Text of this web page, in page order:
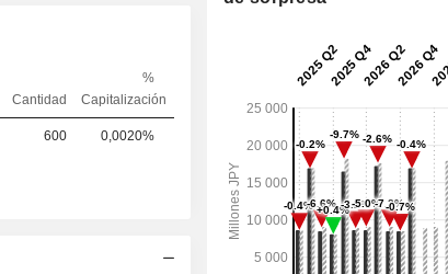
Cantidad
%
Capitalización
600 0,0020%